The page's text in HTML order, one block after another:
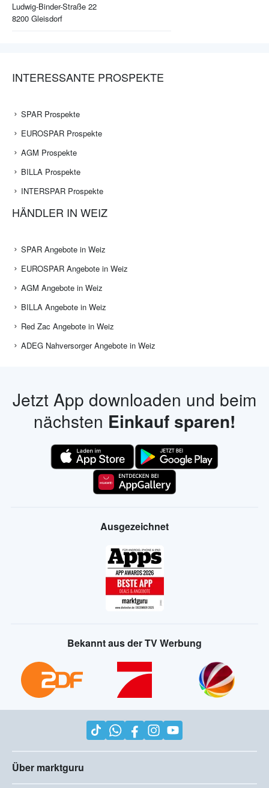
Ludwig-Binder-Straße 22
8200 Gleisdorf
INTERESSANTE PROSPEKTE
SPAR Prospekte
EUROSPAR Prospekte
AGM Prospekte
BILLA Prospekte
INTERSPAR Prospekte
HÄNDLER IN WEIZ
SPAR Angebote in Weiz
EUROSPAR Angebote in Weiz
AGM Angebote in Weiz
BILLA Angebote in Weiz
Red Zac Angebote in Weiz
ADEG Nahversorger Angebote in Weiz
Jetzt App downloaden und beim
nächsten Einkauf sparen!
Ausgezeichnet
Bekannt aus der TV Werbung
Über marktguru